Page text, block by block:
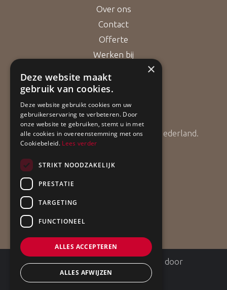
Over ons
Contact
Offerte
Werken bij
Bouwgarant
ApollBouw is lid van Bouwgarant Nederland.
©2026| Website ontwikkeling door
WEBSITEBEREIKT.NL
×
Deze website maakt
gebruik van cookies.
Deze website gebruikt cookies om uw
gebruikerservaring te verbeteren. Door
onze website te gebruiken, stemt u in met
alle cookies in overeenstemming met ons
Cookiebeleid. Lees verder
STRIKT NOODZAKELIJK
PRESTATIE
TARGETING
FUNCTIONEEL
ALLES ACCEPTEREN
ALLES AFWIJZEN